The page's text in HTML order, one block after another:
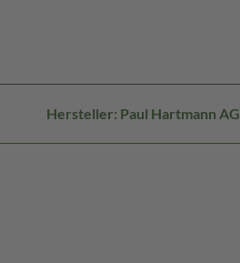
Hersteller: Paul Hartmann AG